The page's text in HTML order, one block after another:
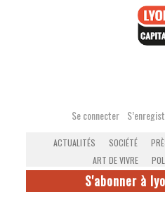
Se connecter
ACTUALITÉS SOCIÉTÉ
ART DE VIVRE
S'abonner à